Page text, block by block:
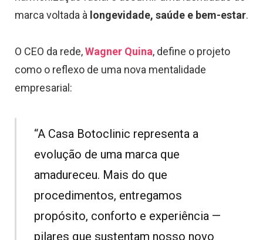
marca voltada à longevidade, saúde e bem-estar.
O CEO da rede,Wagner Quina, define o projeto
como o reflexo de uma nova mentalidade
empresarial:
“A Casa Botoclinic representa a
evolução de uma marca que
amadureceu. Mais do que
procedimentos, entregamos
propósito, conforto e experiência —
pilares que sustentam nosso novo